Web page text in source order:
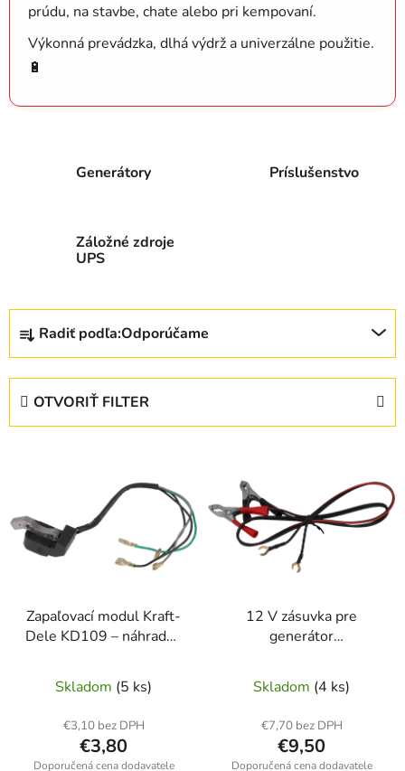
prúdu, na stavbe, chate alebo pri kempovaní.
Výkonná prevádzka, dlhá výdrž a univerzálne použitie.
🔋
Generátory Príslušenstvo
Záložné zdroje
UPS
R
d
o
Radiť podľa:Odporúčame
OTVORIŤ FILTER
i
Zapaľovací modul Kraft-
Dele KD109 – náhradný
723)
Skladom (5 ks)
€3,10 bez DPH
€3,80
12 V zásuvka pre
generátor
– náhradný diel č. 1932
Skladom (4 ks)
€7,70 bez DPH
€9,50